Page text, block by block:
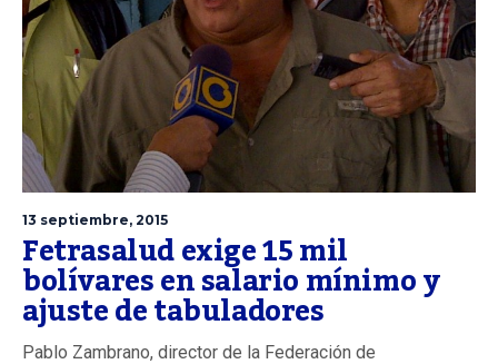
13 septiembre, 2015
Fetrasalud exige 15 mil
bolívares en salario mínimo y
ajuste de tabuladores
Pablo Zambrano, director de la Federación de